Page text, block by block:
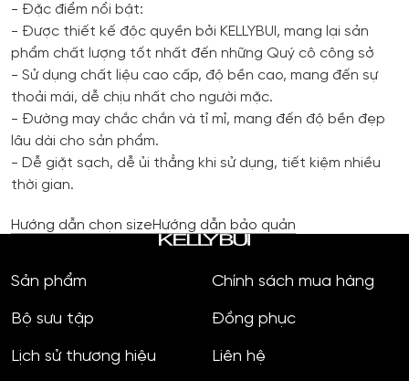
- Đặc điểm nổi bật:
- Được thiết kế độc quyền bởi KELLYBUI, mang lại sản
phẩm chất lượng tốt nhất đến những Quý cô công sở
- Sử dụng chất liệu cao cấp, độ bền cao, mang đến sự
thoải mái, dễ chịu nhất cho người mặc.
- Đường may chắc chắn và tỉ mỉ, mang đến độ bền đẹp
lâu dài cho sản phẩm.
- Dễ giặt sạch, dễ ủi thẳng khi sử dụng, tiết kiệm nhiều
thời gian.
Hướng dẫn chọn sizeHướng dẫn bảo quản
Sản phẩm
Bộ sưu tập
Lịch sử thương hiệu
Chính sách mua hàng
Đồng phục
Liên hệ